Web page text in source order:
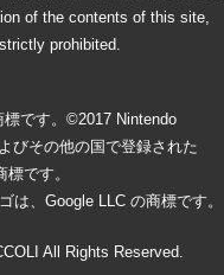
of the contents of this site,
prohibited.
です。©2017 Nintendo
びその他の国で登録された
です。
は、Google LLC の商標です。
All Rights Reserved.